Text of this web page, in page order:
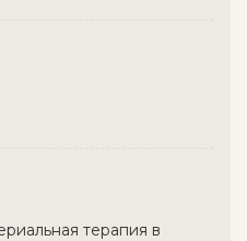
терапия в